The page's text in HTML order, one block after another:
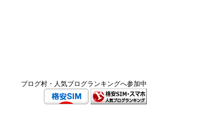
ブログ村・人気ブログランキングへ参加中